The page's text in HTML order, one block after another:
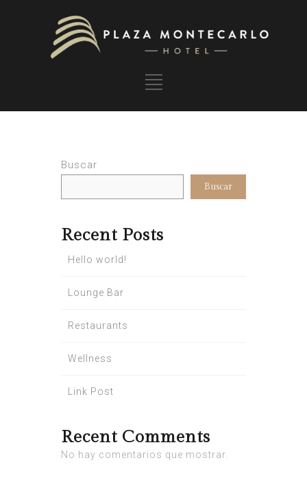
Buscar
Buscar
Recent Posts
Hello world!
Lounge Bar
Restaurants
Wellness
Link Post
Recent Comments
No hay comentarios que mostrar.